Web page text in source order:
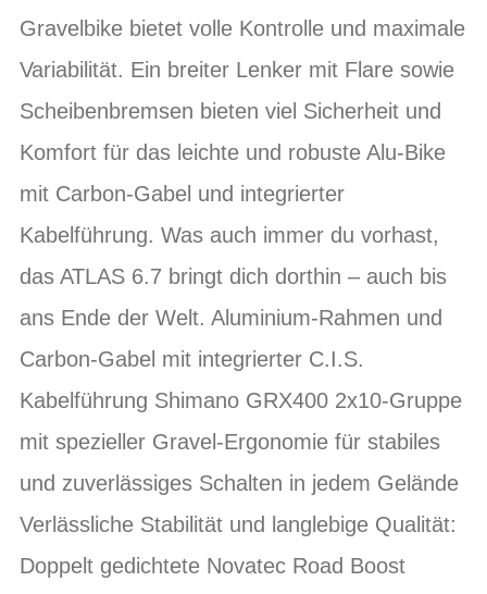
Gravelbike bietet volle Kontrolle und maximale
Variabilität. Ein breiter Lenker mit Flare sowie
Scheibenbremsen bieten viel Sicherheit und
Komfort für das leichte und robuste Alu-Bike
mit Carbon-Gabel und integrierter
Kabelführung. Was auch immer du vorhast,
das ATLAS 6.7 bringt dich dorthin – auch bis
ans Ende der Welt. Aluminium-Rahmen und
Carbon-Gabel mit integrierter C.I.S.
Kabelführung Shimano GRX400 2x10-Gruppe
mit spezieller Gravel-Ergonomie für stabiles
und zuverlässiges Schalten in jedem Gelände
Verlässliche Stabilität und langlebige Qualität:
Doppelt gedichtete Novatec Road Boost